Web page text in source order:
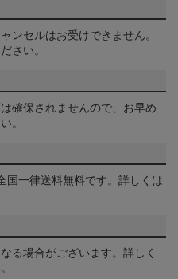
ンセルはお受けできません。
さい。
確保されませんので、お早め
。
国一律送料無料です。詳しくは
る場合がございます。詳しく